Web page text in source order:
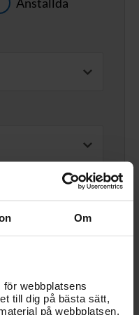
Om
webbplatsens
till dig på bästa sätt,
på webbplatsen,
på enstaka eller ett
vet hela namnet.
Sök kontakter